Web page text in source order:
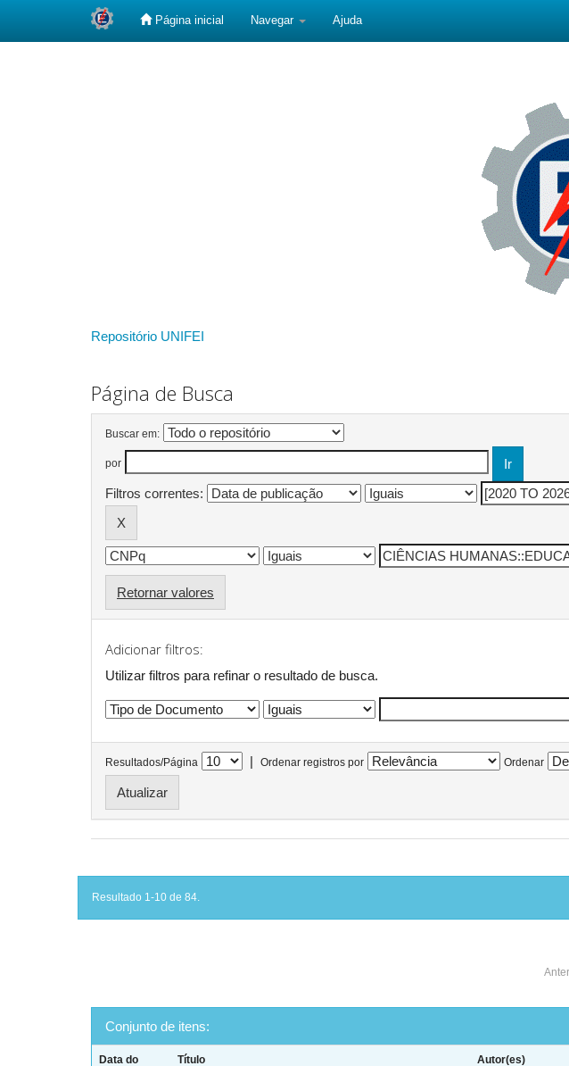
Página inicial Navegar Ajuda
Repositório UNIFEI
Página de Busca
Buscar em:
por
Filtros correntes:
Retornar valores
Adicionar filtros:
Utilizar filtros para refinar o resultado de busca.
Resultados/Página | Ordenar registros por Ordenar
Resultado 1-10 de 84.
Conjunto de itens:
Data do
Título Autor(es)